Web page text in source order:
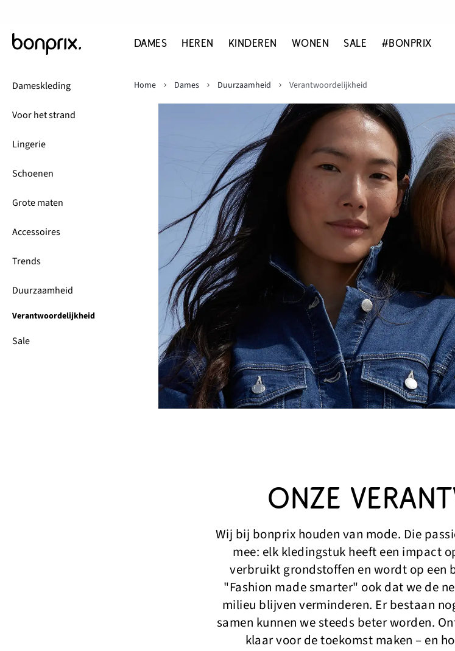
DAMES HEREN KINDEREN WONEN SALE #BONPRIX
Dameskleding
Voor het strand
Lingerie
Schoenen
Grote maten
Accessoires
Trends
Duurzaamheid
Verantwoordelijkheid
Sale
Home Dames Duurzaamheid Verantwoordelijkheid
ONZE
Wij bij bonprix houden van mode. Die
mee: elk kledingstuk heeft een impact
verbruikt grondstoffen en wordt op een
"Fashion made smarter" ook dat we de
milieu blijven verminderen. Er bestaan
samen kunnen we steeds beter worden.
klaar voor de toekomst maken – en